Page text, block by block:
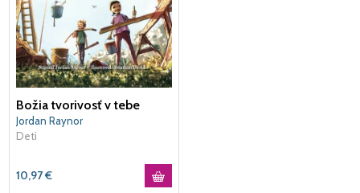
Božia tvorivosť v tebe
Jordan Raynor
Deti
10,97€